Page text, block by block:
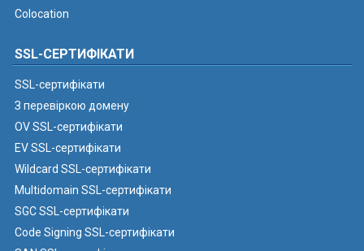
Colocation
SSL-СЕРТИФІКАТИ
SSL-сертифікати
З перевіркою домену
OV SSL-сертифікати
EV SSL-сертифікати
Wildcard SSL-сертифікати
Multidomain SSL-сертифікати
SGC SSL-сертифікати
Code Signing SSL-сертифікати